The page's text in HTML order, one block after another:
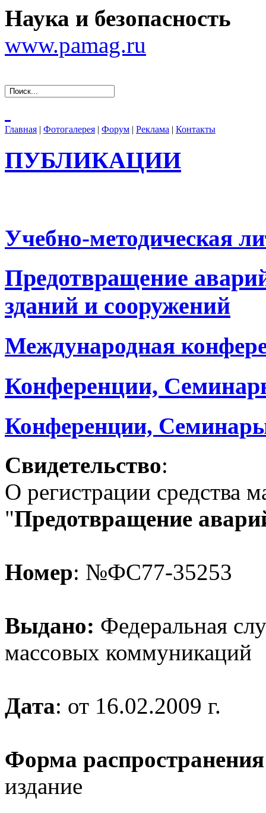
Наука и безопасность
www.pamag.ru
Главная | Фотогалерея | Форум | Реклама | Контакты
ПУБЛИКАЦИИ
Учебно-методическая
Предотвращение
зданий и сооружений
Международная
Конференции,
Конференции,
Свидетельство:
О регистрации средства
"Предотвращение
Номер: №ФС77-35253
Выдано: Федеральная
массовых коммуникаций
Дата: от 16.02.2009 г.
Форма распространения
издание